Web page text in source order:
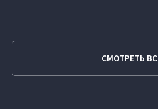
СМОТРЕТЬ